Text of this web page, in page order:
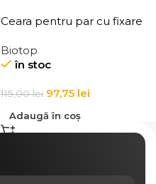
Ceara pentru par cu fixare
Texture Definition
Biotop
în stoc
115,00lei 97,75 lei
Adaugă în coș